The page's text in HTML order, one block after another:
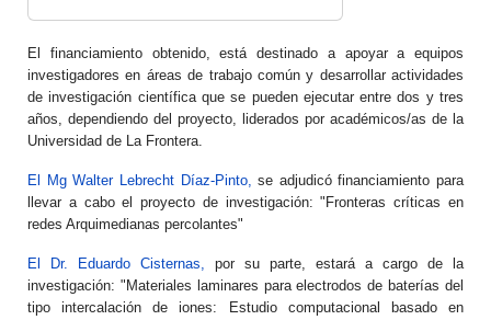
El financiamiento obtenido, está destinado a apoyar a equipos
investigadores en áreas de trabajo común y desarrollar actividades
de investigación científica que se pueden ejecutar entre dos y tres
años, dependiendo del proyecto, liderados por académicos/as de la
Universidad de La Frontera.
El Mg Walter Lebrecht Díaz-Pinto, se adjudicó financiamiento para
llevar a cabo el proyecto de investigación: "Fronteras críticas en
redes Arquimedianas percolantes"
El Dr. Eduardo Cisternas, por su parte, estará a cargo de la
investigación: "Materiales laminares para electrodos de baterías del
tipo intercalación de iones: Estudio computacional basado en